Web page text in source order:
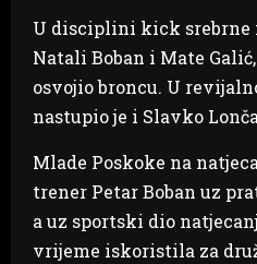
U disciplini kick srebrne
Natali Boban i Mate
osvojio broncu. U
nastupio je i Slavko
Mlade Poskoke na
trener Petar Boban uz
a uz sportski dio
vrijeme iskoristila za